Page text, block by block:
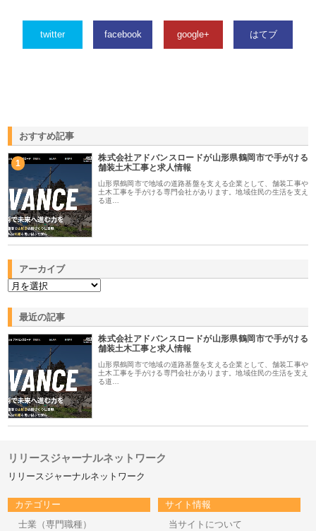
twitter facebook google+ はてブ
おすすめ記事
1
株式会社アドバンスロードが山形県鶴岡市で手がける
舗装土木工事と求人情報
山形県鶴岡市で地域の道路基盤を支える企業として、舗装工事や
土木工事を手がける専門会社があります。地域住民の生活を支え
る道…
アーカイブ
最近の記事
株式会社アドバンスロードが山形県鶴岡市で手がける
舗装土木工事と求人情報
山形県鶴岡市で地域の道路基盤を支える企業として、舗装工事や
土木工事を手がける専門会社があります。地域住民の生活を支え
る道…
リリースジャーナルネットワーク
リリースジャーナルネットワーク
カテゴリー
士業（専門職種）
サイト情報
当サイトについて